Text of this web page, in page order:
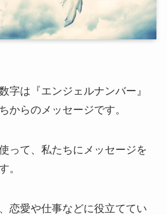
字は『エンジェルナンバー』
からのメッセージです。
って、私たちにメッセージを
。
恋愛や仕事などに役立ててい